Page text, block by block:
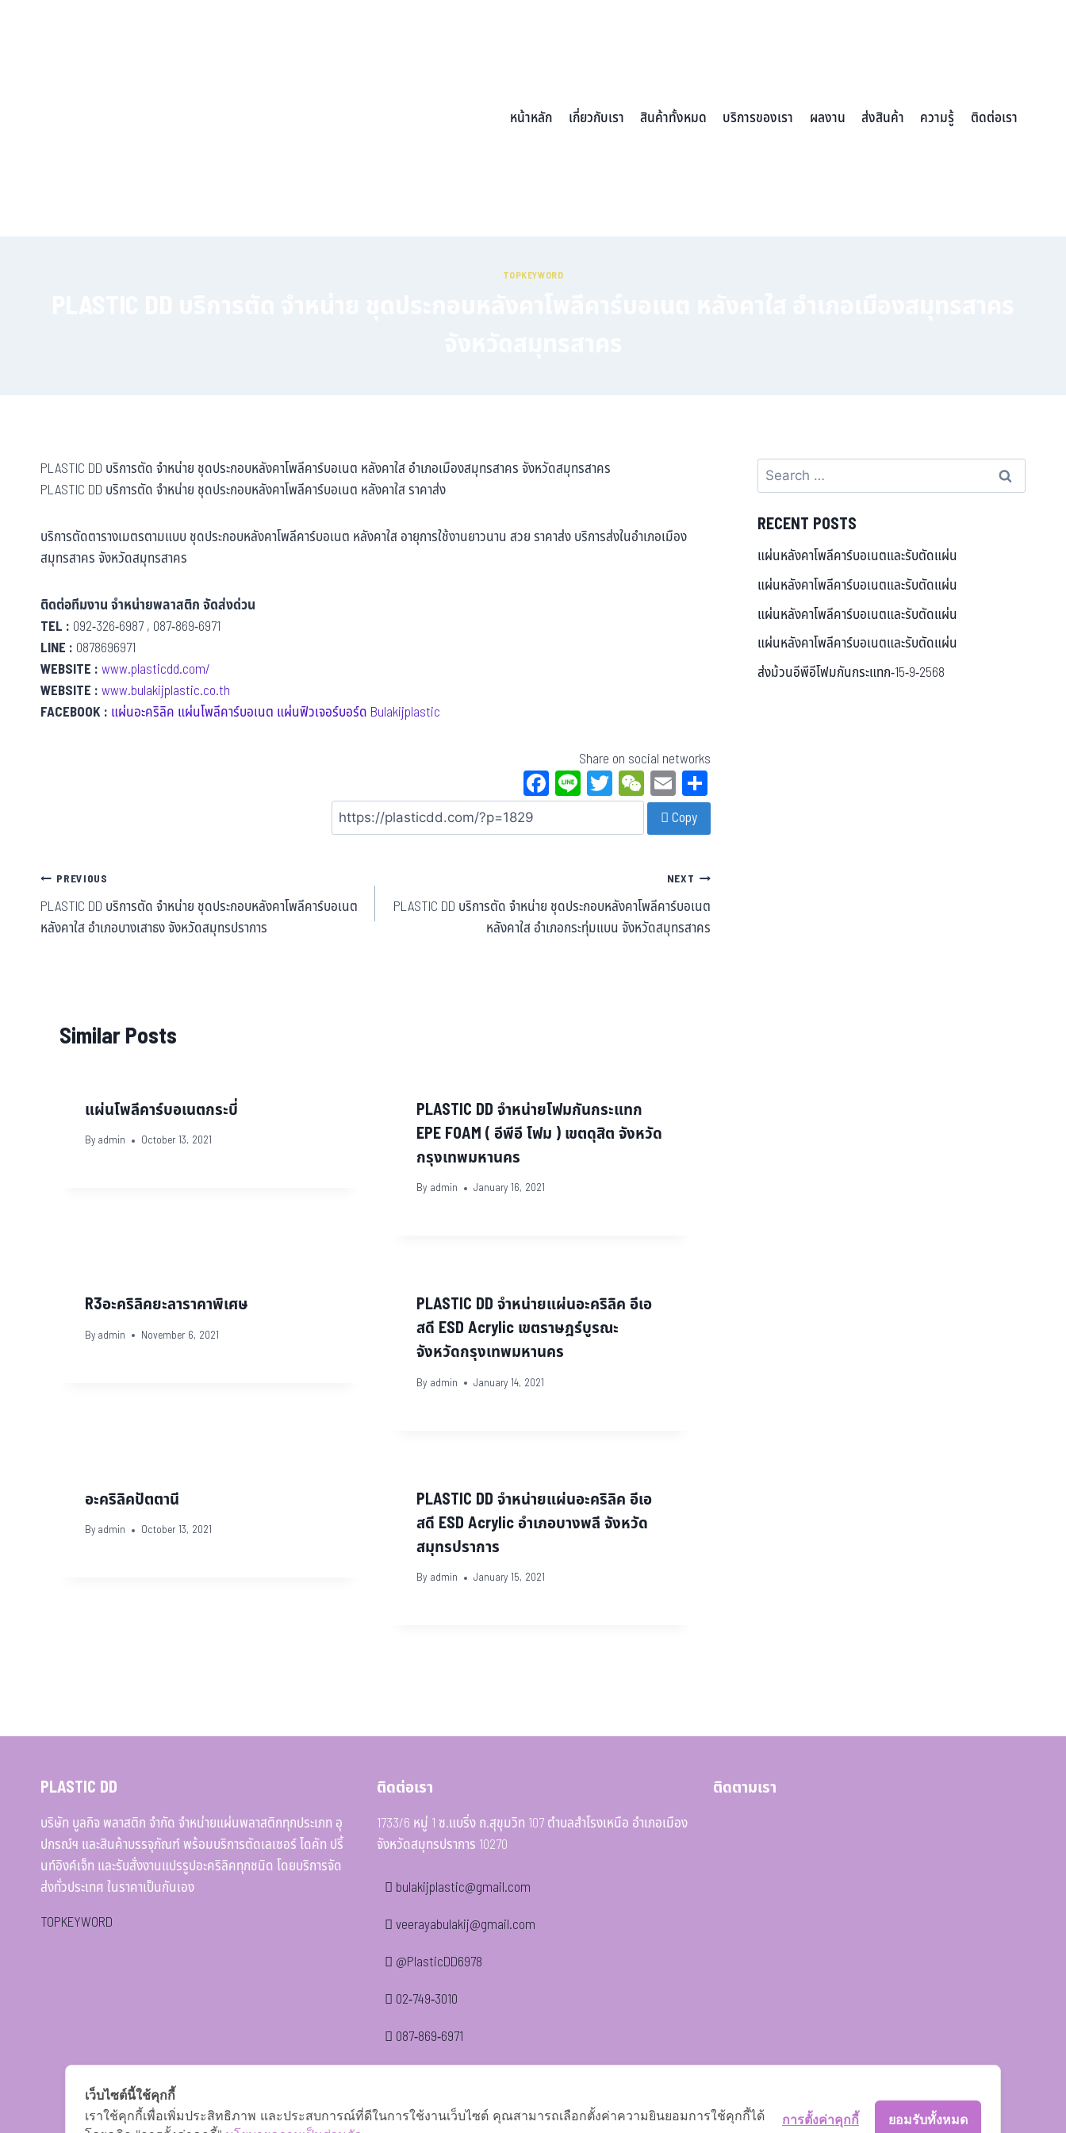
หน้าหลัก เกี่ยวกับเรา สินค้าทั้งหมด บริการของเรา ผลงาน ส่งสินค้า ความรู้ ติดต่อเรา
TOPKEYWORD
PLASTIC DD บริการตัด จำหน่าย ชุดประกอบหลังคาโพลีคาร์บอเนต หลังคาใส อำเภอเมืองสมุทรสาคร จังหวัดสมุทรสาคร
PLASTIC DD บริการตัด จำหน่าย ชุดประกอบหลังคาโพลีคาร์บอเนต หลังคาใส ราคาส่ง
บริการตัดตารางเมตรตามแบบ ชุดประกอบหลังคาโพลีคาร์บอเนต หลังคาใส อายุการใช้งานยาวนาน สวย ราคาส่ง บริการส่งในอำเภอเมือง
สมุทรสาคร จังหวัดสมุทรสาคร
ติดต่อทีมงาน จำหน่ายพลาสติก จัดส่งด่วน
TEL : 092-326-6987 , 087-869-6971
LINE : 0878696971
WEBSITE :www.plasticdd.com/
WEBSITE :www.bulakijplastic.co.th
FACEBOOK : แผ่นอะคริลิค แผ่นโพลีคาร์บอเนต แผ่นฟิวเจอร์บอร์ด Bulakijplastic
Share on social networks
Fa
ce
bo
Li
ne
T
wi
tt
W
eC
ha
E
m
ail
Sh
Copy
PREVIOUS
PLASTIC DD บริการตัด จำหน่าย ชุดประกอบหลังคาโพลีคาร์บอเนต
หลังคาใส อำเภอบางเสาธง จังหวัดสมุทรปราการ
NEXT
PLASTIC DD บริการตัด จำหน่าย ชุดประกอบหลังคาโพลีคาร์บอเนต
หลังคาใส อำเภอกระทุ่มแบน จังหวัดสมุทรสาคร
Similar Posts
แผ่นโพลีคาร์บอเนตกระบี่
By admin October 13, 2021
PLASTIC DD จำหน่ายโฟมกันกระแทก
EPE FOAM ( อีพีอี โฟม ) เขตดุสิต จังหวัด
กรุงเทพมหานคร
By admin January 16, 2021
R3อะคริลิคยะลาราคาพิเศษ
By admin November 6, 2021
PLASTIC DD จำหน่ายแผ่นอะคริลิค อีเอ
สดี ESD Acrylic เขตราษฎร์บูรณะ
จังหวัดกรุงเทพมหานคร
By admin January 14, 2021
อะคริลิคปัตตานี
By admin October 13, 2021
PLASTIC DD จำหน่ายแผ่นอะคริลิค อีเอ
สดี ESD Acrylic อำเภอบางพลี จังหวัด
สมุทรปราการ
By admin January 15, 2021
RECENT POSTS
แผ่นหลังคาโพลีคาร์บอเนตและรับตัดแผ่น
แผ่นหลังคาโพลีคาร์บอเนตและรับตัดแผ่น
แผ่นหลังคาโพลีคาร์บอเนตและรับตัดแผ่น
แผ่นหลังคาโพลีคาร์บอเนตและรับตัดแผ่น
ส่งม้วนอีพีอีโฟมกันกระแทก-15-9-2568
PLASTIC DD
บริษัท บูลกิจ พลาสติก จำกัด จำหน่ายแผ่นพลาสติกทุกประเภท อุ
ปกรณ์ฯ และสินค้าบรรจุภัณฑ์ พร้อมบริการตัดเลเซอร์ ไดคัท ปริ้
นท์อิงค์เจ็ท และรับสั่งงานแปรรูปอะคริลิคทุกชนิด โดยบริการจัด
ส่งทั่วประเทศ ในราคาเป็นกันเอง
TOPKEYWORD
ติดต่อเรา
1733/6 หมู่ 1 ซ.แบริ่ง ถ.สุขุมวิท 107 ตำบลสำโรงเหนือ อำเภอเมือง
จังหวัดสมุทรปราการ 10270
bulakijplastic@gmail.com
veerayabulakij@gmail.com
@PlasticDD6978
02-749-3010
087-869-6971
ติดตามเรา
เว็บไซต์นี้ใช้คุกกี้
เราใช้คุกกี้เพื่อเพิ่มประสิทธิภาพ และประสบการณ์ที่ดีในการใช้งานเว็บไซต์ คุณสามารถเลือกตั้งค่าความยินยอมการใช้คุกกี้ได้
ยอมรับทั้งหมด
การตั้งค่าคุกกี้